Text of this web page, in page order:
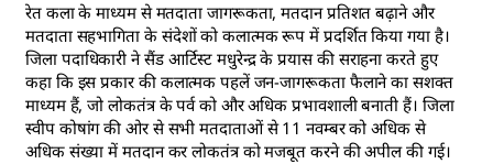
रेत कला के माध्यम से मतदाता जागरूकता, मतदान प्रतिशत बढ़ाने और
मतदाता सहभागिता के संदेशों को कलात्मक रूप में प्रदर्शित किया गया है।
जिला पदाधिकारी ने सैंड आर्टिस्ट मधुरेन्द्र के प्रयास की सराहना करते हुए
कहा कि इस प्रकार की कलात्मक पहलें जन-जागरूकता फैलाने का सशक्त
माध्यम हैं, जो लोकतंत्र के पर्व को और अधिक प्रभावशाली बनाती हैं। जिला
स्वीप कोषांग की ओर से सभी मतदाताओं से 11 नवम्बर को अधिक से
अधिक संख्या में मतदान कर लोकतंत्र को मजबूत करने की अपील की गई।